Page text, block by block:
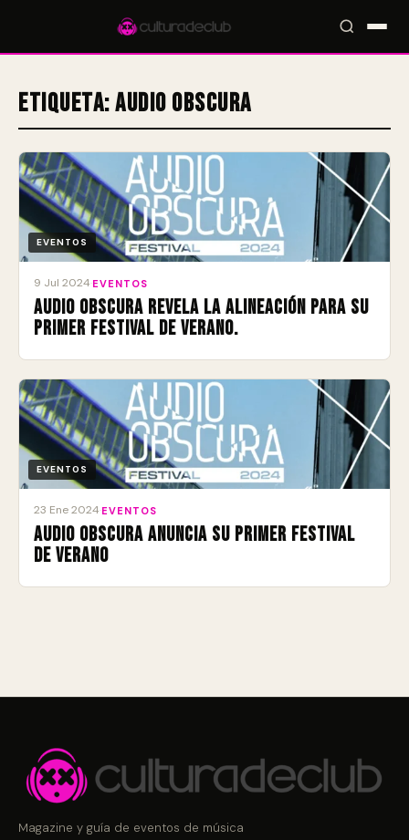
Accesos rápidos: 🎪 Eventos🎤 Artistas📍 Locales📰 Magazine
Etiqueta:Audio Obscura
EVENTOS
9 Jul 2024 EVENTOS
Audio Obscura revela la alineación para su
primer festival de verano.
EVENTOS
23 Ene 2024 EVENTOS
Audio Obscura anuncia su primer festival
de verano
Magazine y guía de eventos de música